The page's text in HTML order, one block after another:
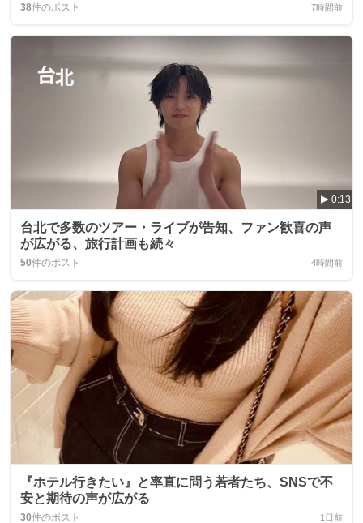
38件のポスト 7時間前
0:13
台北で多数のツアー・ライブが告知、ファン歓喜の声
が広がる、旅行計画も続々
50件のポスト 4時間前
『ホテル行きたい』と率直に問う若者たち、SNSで不
安と期待の声が広がる
30件のポスト 1日前